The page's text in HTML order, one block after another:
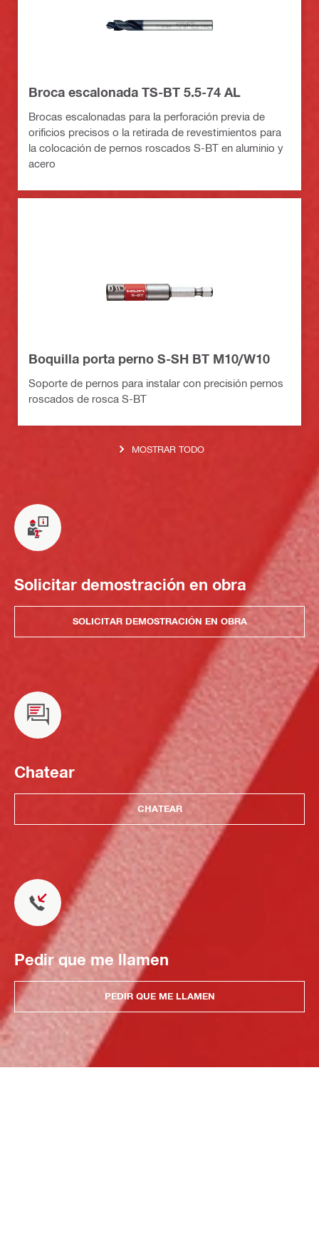
Broca escalonada TS-BT 5.5-74 AL
Brocas escalonadas para la perforación previa de
orificios precisos o la retirada de revestimientos para
la colocación de pernos roscados S-BT en aluminio y
acero
Boquilla porta perno S-SH BT M10/W10
Soporte de pernos para instalar con precisión pernos
roscados de rosca S-BT
MOSTRAR TODO
Solicitar demostración en obra
SOLICITAR DEMOSTRACIÓN EN OBRA
Chatear
CHATEAR
Pedir que me llamen
PEDIR QUE ME LLAMEN